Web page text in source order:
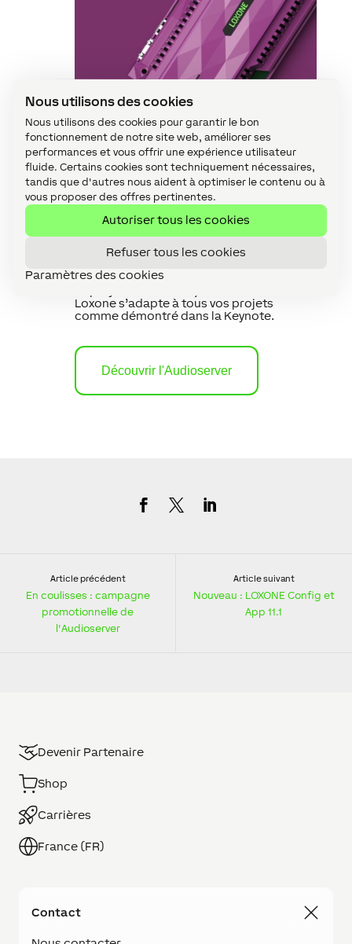
Nous utilisons des cookies
Nous utilisons des cookies pour garantir le bon
fonctionnement de notre site web, améliorer ses
performances et vous offrir une expérience utilisateur
fluide. Certains cookies sont techniquement nécessaires,
tandis que d'autres nous aident à optimiser le contenu ou à
vous proposer des offres pertinentes.
Autoriser tous les cookies
Refuser tous les cookies
Paramètres des cookies
Keynote Loxone :
l’Audioserver est la
révolution musicale
dans le secteur du
bâtiment
Audioservercombine un grande
dans un minimum d’espace. Flexible et
Loxone s’adapte à tous vos projets
comme démontré dans la Keynote.
Découvrir l'Audioserver
Article précédent
En coulisses : campagne
promotionnelle de
l'Audioserver
Article suivant
Nouveau : LOXONE Config et
App 11.1
Devenir Partenaire
Shop
Carrières
France (FR)
Contact